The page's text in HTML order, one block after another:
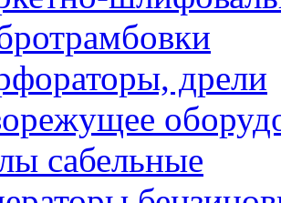
дрели
сабельные